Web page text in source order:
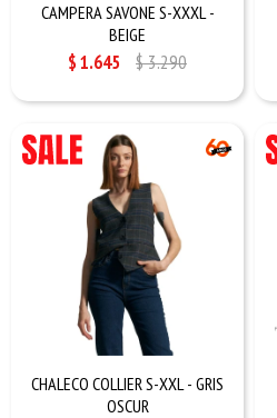
CAMPERA SAVONE S-XXXL -
BEIGE
$1.645 $3.290
CHALECO COLLIER S-XXL - GRIS
OSCUR